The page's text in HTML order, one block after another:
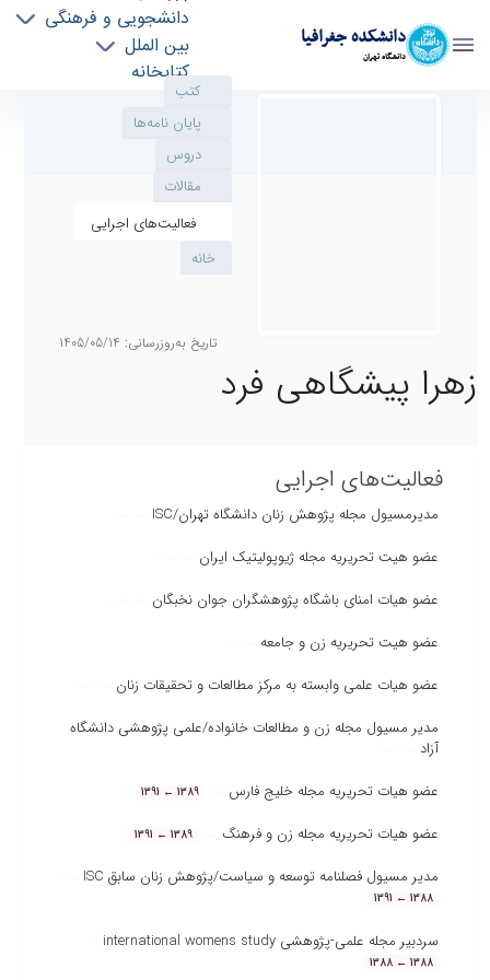
دانشکده جغرافیا
دانشگاه تهران
دانشجویی و فرهنگی
بین الملل
کتابخانه
موسسه جغرافیا
افراد
درباره دانشکده
تماس با ما
فعالیت‌های اجرایی
پایان نامه‌ها
تاریخ به‌روزرسانی: 1405/05/14
زهرا پیشگاهی فرد
فعالیت‌های اجرایی
مدیرمسیول مجله پژوهش زنان دانشگاه تهران/ISC
عضو هیت تحریریه مجله ژیوپولیتیک ایران
عضو هیات امنای باشگاه پژوهشگران جوان نخبگان
عضو هیت تحریریه زن و جامعه
عضو هیات علمی وابسته به مرکز مطالعات و تحقیقات زنان
مدیر مسیول مجله زن و مطالعات خانواده/علمی پژوهشی دانشگاه
آزاد
عضو هیات تحریریه مجله خلیج فارس
1389 ← 1391
عضو هیات تحریریه مجله زن و فرهنگ 1389 ← 1391
مدیر مسیول فصلنامه توسعه و سیاست/پژوهش زنان سابق ISC
1388 ← 1391
سردبیر مجله علمی-پژوهشی international womens study
1388 ← 1388